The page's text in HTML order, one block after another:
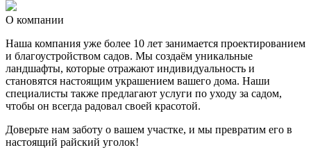
О компании
Наша компания уже более 10 лет занимается проектированием
и благоустройством садов. Мы создаём уникальные
ландшафты, которые отражают индивидуальность и
становятся настоящим украшением вашего дома. Наши
специалисты также предлагают услуги по уходу за садом,
чтобы он всегда радовал своей красотой.
Доверьте нам заботу о вашем участке, и мы превратим его в
настоящий райский уголок!